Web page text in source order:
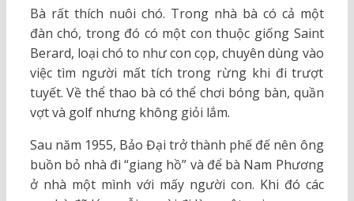
Bà rất thích nuôi chó. Trong nhà bà có cả một
đàn chó, trong đó có một con thuộc giống Saint
Berard, loại chó to như con cọp, chuyên dùng vào
việc tìm người mất tích trong rừng khi đi trượt
tuyết. Về thể thao bà có thể chơi bóng bàn, quần
vợt và golf nhưng không giỏi lắm.
Sau năm 1955, Bảo Đại trở thành phế đế nên ông
buồn bỏ nhà đi “giang hồ” và để bà Nam Phương
ở nhà một mình với mấy người con. Khi đó các